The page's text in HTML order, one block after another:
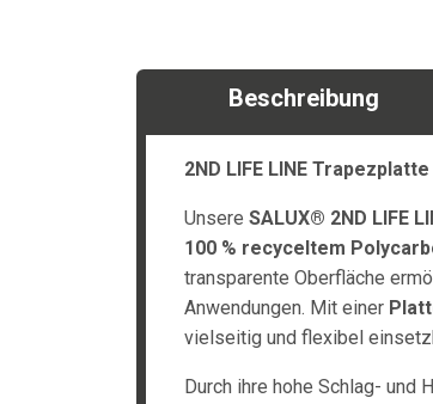
Beschreibung
2ND LIFE LINE
Unsere SALUX® 2ND LIFE
100 % recyceltem
transparente Oberfläche
Anwendungen. Mit einer
vielseitig und flexibel
Durch ihre hohe Schlag-